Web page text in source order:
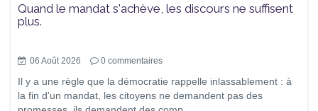
Quand le mandat s'achève, les discours ne suffisent
plus.
06 Août 2026 0 commentaires
Il y a une règle que la démocratie rappelle inlassablement : à
la fin d'un mandat, les citoyens ne demandent pas des